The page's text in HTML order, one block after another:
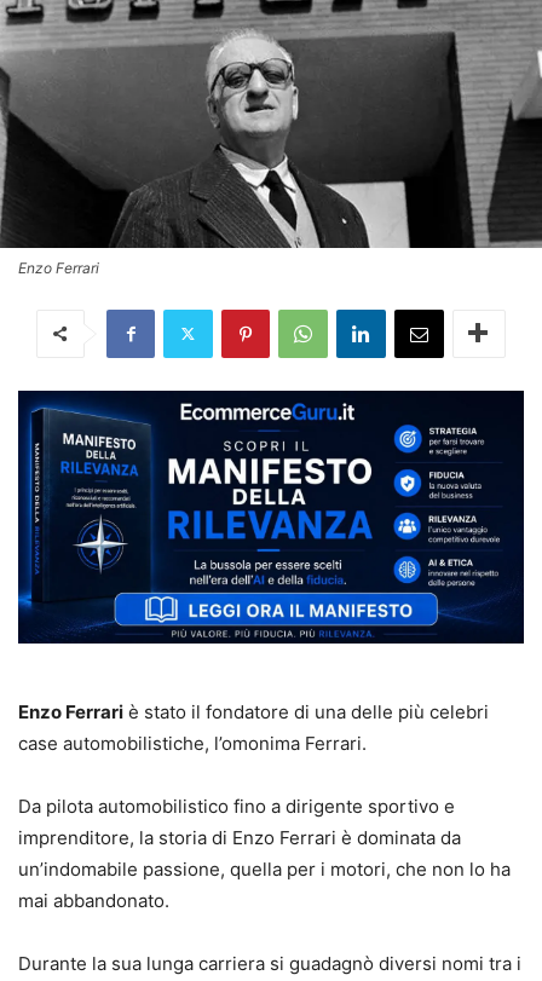
Enzo Ferrari
Enzo Ferrari è stato il fondatore di una delle più celebri
case automobilistiche, l’omonima Ferrari.
Da pilota automobilistico fino a dirigente sportivo e
imprenditore, la storia di Enzo Ferrari è dominata da
un’indomabile passione, quella per i motori, che non lo ha
mai abbandonato.
Durante la sua lunga carriera si guadagnò diversi nomi tra i